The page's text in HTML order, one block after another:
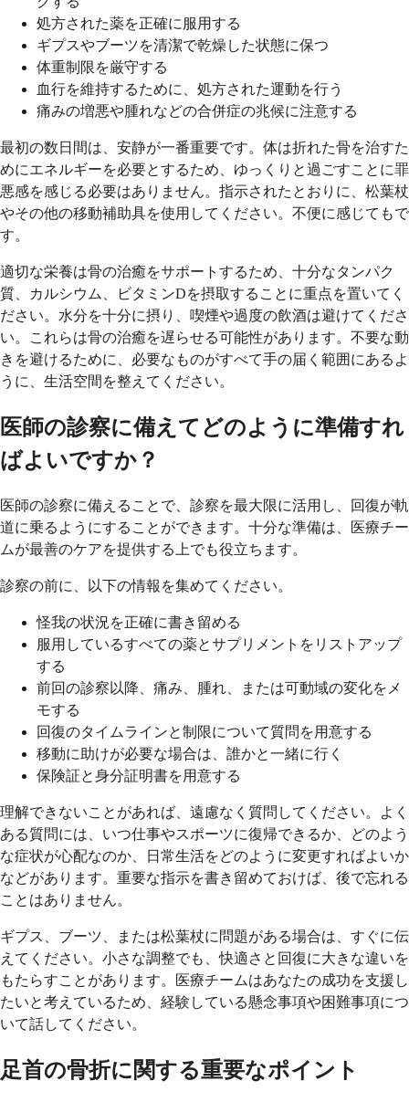
処方された薬を正確に服用する
ギプスやブーツを清潔で乾燥した状態に保つ
体重制限を厳守する
血行を維持するために、処方された運動を行う
痛みの増悪や腫れなどの合併症の兆候に注意する
最初の数日間は、安静が一番重要です。体は折れた骨を治すた
めにエネルギーを必要とするため、ゆっくりと過ごすことに罪
悪感を感じる必要はありません。指示されたとおりに、松葉杖
やその他の移動補助具を使用してください。不便に感じてもで
す。
適切な栄養は骨の治癒をサポートするため、十分なタンパク
質、カルシウム、ビタミンDを摂取することに重点を置いてく
ださい。水分を十分に摂り、喫煙や過度の飲酒は避けてくださ
い。これらは骨の治癒を遅らせる可能性があります。不要な動
きを避けるために、必要なものがすべて手の届く範囲にあるよ
うに、生活空間を整えてください。
医師の診察に備えてどのように準備すれ
ばよいですか？
医師の診察に備えることで、診察を最大限に活用し、回復が軌
道に乗るようにすることができます。十分な準備は、医療チー
ムが最善のケアを提供する上でも役立ちます。
診察の前に、以下の情報を集めてください。
怪我の状況を正確に書き留める
服用しているすべての薬とサプリメントをリストアップ
する
前回の診察以降、痛み、腫れ、または可動域の変化をメ
モする
回復のタイムラインと制限について質問を用意する
移動に助けが必要な場合は、誰かと一緒に行く
保険証と身分証明書を用意する
理解できないことがあれば、遠慮なく質問してください。よく
ある質問には、いつ仕事やスポーツに復帰できるか、どのよう
な症状が心配なのか、日常生活をどのように変更すればよいか
などがあります。重要な指示を書き留めておけば、後で忘れる
ことはありません。
ギプス、ブーツ、または松葉杖に問題がある場合は、すぐに伝
えてください。小さな調整でも、快適さと回復に大きな違いを
もたらすことがあります。医療チームはあなたの成功を支援し
たいと考えているため、経験している懸念事項や困難事項につ
いて話してください。
足首の骨折に関する重要なポイント